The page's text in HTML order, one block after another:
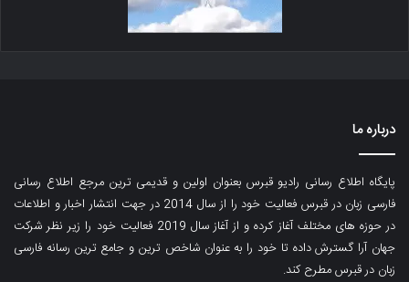
درباره ما
پایگاه اطلاع رسانی رادیو قبرس بعنوان اولین و قدیمی ترین مرجع اطلاع رسانی
فارسی زبان در قبرس فعالیت خود را از سال 2014 در جهت انتشار اخبار و اطلاعات
در حوزه های مختلف آغاز کرده و از آغاز سال 2019 فعالیت خود را زیر نظر شرکت
جهان آرا گسترش داده تا خود را به عنوان شاخص ترین و جامع ترین رسانه فارسی
زبان در قبرس مطرح کند.